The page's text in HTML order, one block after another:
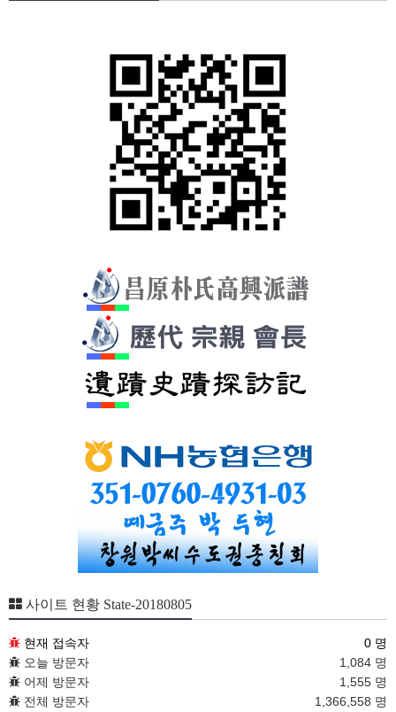
사이트 현황 State-20180805
현재 접속자
0 명
오늘 방문자
1,084 명
어제 방문자
1,555 명
전체 방문자
1,366,558 명